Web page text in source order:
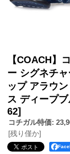
【COACH】
ー シグネチ
ップ アラウ
ス ディープ
62]
コチガル特価:
[残り僅か]